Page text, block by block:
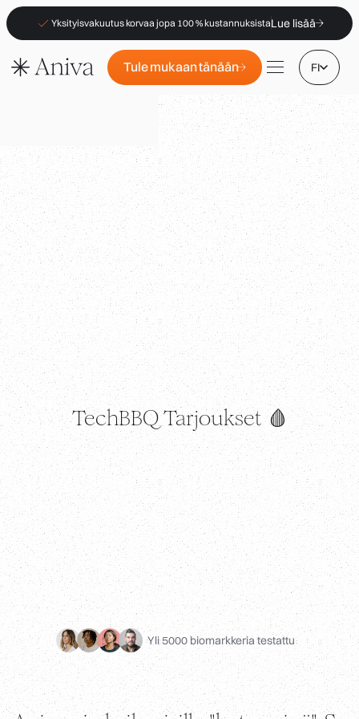
Yksityisvakuutus korvaa jopa 100 % kustannuksistaLue lisää
Tule mukaan tänään FI
Toimipisteet
Jäsenyys
B2B
Usein kysytyt kysymykset
Vakuutus (PKV)
Apteekeille
Kirjaudu sisään
TechBBQ Tarjoukset 🩸
Yli 5000 biomarkkeria testattu